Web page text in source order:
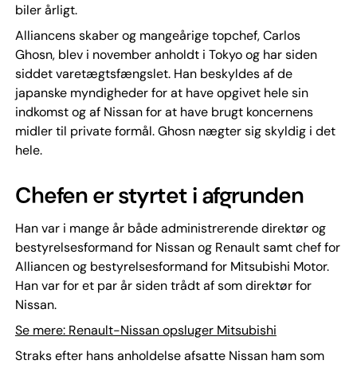
biler årligt.
Alliancens skaber og mangeårige topchef, Carlos
Ghosn, blev i november anholdt i Tokyo og har siden
siddet varetægtsfængslet. Han beskyldes af de
japanske myndigheder for at have opgivet hele sin
indkomst og af Nissan for at have brugt koncernens
midler til private formål. Ghosn nægter sig skyldig i det
hele.
Chefen er styrtet i afgrunden
Han var i mange år både administrerende direktør og
bestyrelsesformand for Nissan og Renault samt chef for
Alliancen og bestyrelsesformand for Mitsubishi Motor.
Han var for et par år siden trådt af som direktør for
Nissan.
Se mere: Renault-Nissan opsluger Mitsubishi
Straks efter hans anholdelse afsatte Nissan ham som